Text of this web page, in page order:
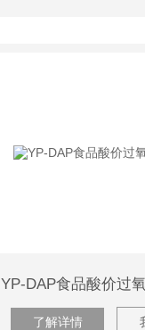
YP-DAP食品酸价过
了解详情